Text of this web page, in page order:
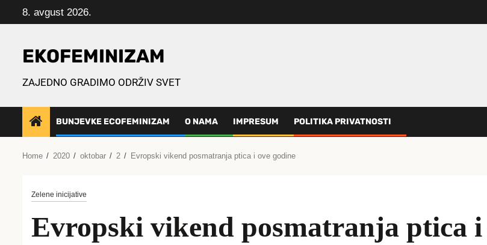
to
8. avgust 2026.
EKOFEMINIZAM
ZAJEDNO GRADIMO ODRŽIV SVET
BUNJEVKE ECOFEMINIZAM O NAMA IMPRESUM POLITIKA PRIVATNOSTI
Home 2020 oktobar 2 Evropski vikend posmatranja ptica i ove godine
Zelene inicijative
Evropski vikend posmatranja ptica i